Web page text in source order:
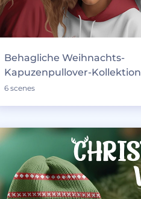
Behagliche Weihnachts-
Kapuzenpullover-Kollektion
6 scenes